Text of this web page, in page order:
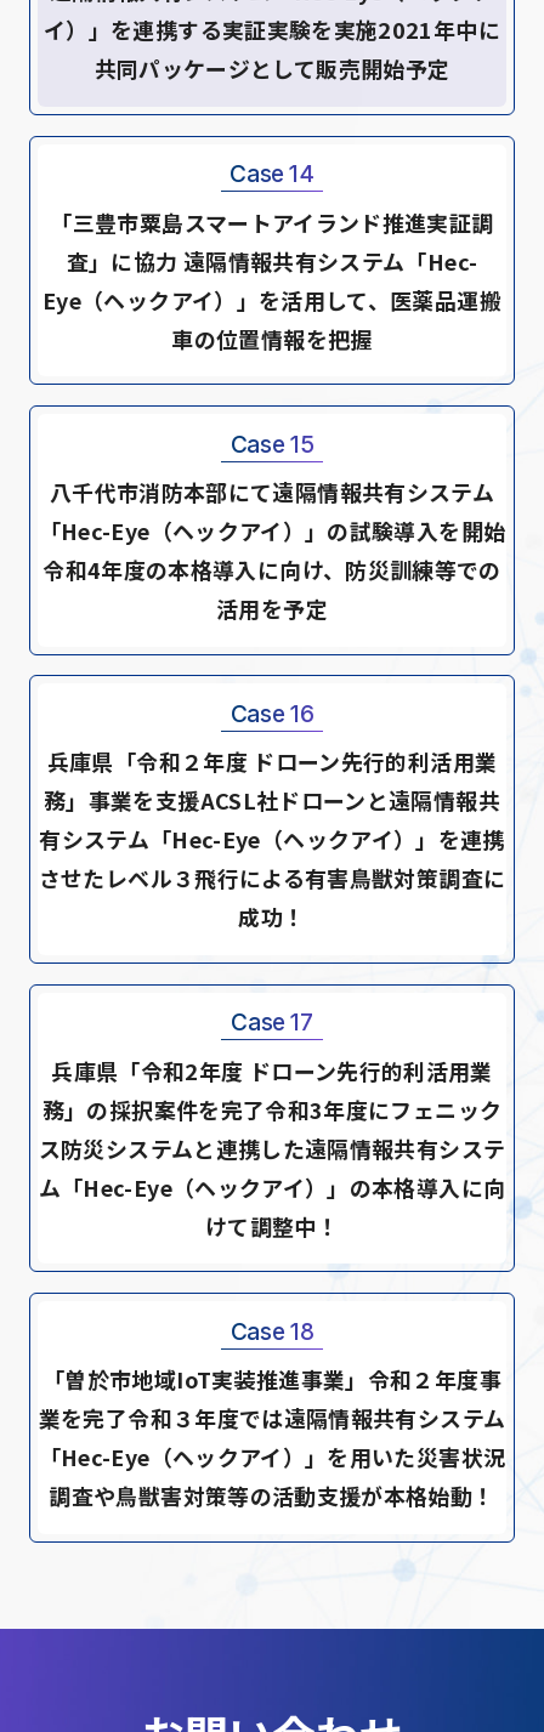
イ）」を連携する実証実験を実施2021年中に
共同パッケージとして販売開始予定
Case 14
「三豊市粟島スマートアイランド推進実証調
査」に協力 遠隔情報共有システム「Hec-
Eye（ヘックアイ）」を活用して、医薬品運搬
車の位置情報を把握
Case 15
八千代市消防本部にて遠隔情報共有システム
「Hec-Eye（ヘックアイ）」の試験導入を開始
令和4年度の本格導入に向け、防災訓練等での
活用を予定
Case 16
兵庫県「令和２年度 ドローン先行的利活用業
務」事業を支援ACSL社ドローンと遠隔情報共
有システム「Hec-Eye（ヘックアイ）」を連携
させたレベル３飛行による有害鳥獣対策調査に
成功！
Case 17
兵庫県「令和2年度 ドローン先行的利活用業
務」の採択案件を完了令和3年度にフェニック
ス防災システムと連携した遠隔情報共有システ
ム「Hec-Eye（ヘックアイ）」の本格導入に向
けて調整中！
Case 18
「曽於市地域IoT実装推進事業」令和２年度事
業を完了令和３年度では遠隔情報共有システム
「Hec-Eye（ヘックアイ）」を用いた災害状況
調査や鳥獣害対策等の活動支援が本格始動！